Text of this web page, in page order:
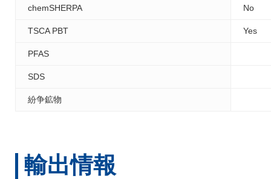
chemSHERPA No
TSCA PBT Yes
PFAS
SDS
紛争鉱物
輸出情報